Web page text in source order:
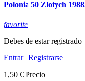
Polonia 50 Zlotych
favorite
Debes de estar registrado
Entrar| Registrarse
1,50 € Precio